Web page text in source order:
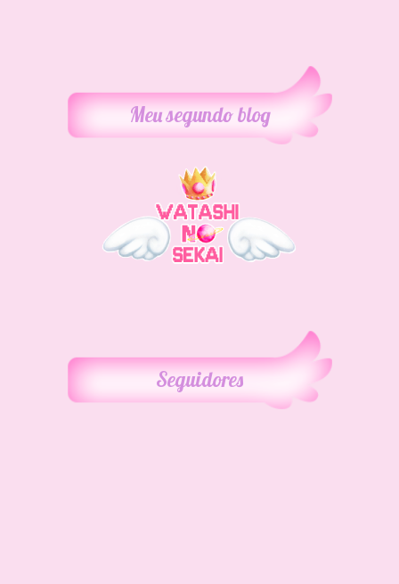
Meu segundo blog
Seguidores